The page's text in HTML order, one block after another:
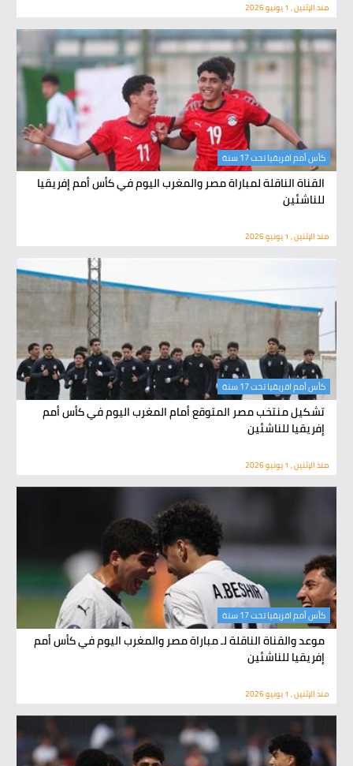
منذ الإثنين , 1 يونيو 2026
القناة الناقلة لمباراة مصر والمغرب اليوم في كأس أمم إفريقيا
للناشئين
كأس أمم افريقيا تحت 17 سنة
منذ الإثنين , 1 يونيو 2026
تشكيل منتخب مصر المتوقع أمام المغرب اليوم في كأس أمم
إفريقيا للناشئين
كأس أمم افريقيا تحت 17 سنة
منذ الإثنين , 1 يونيو 2026
موعد والقناة الناقلة لـ مباراة مصر والمغرب اليوم في كأس أمم
إفريقيا للناشئين
كأس أمم افريقيا تحت 17 سنة
منذ الإثنين , 1 يونيو 2026